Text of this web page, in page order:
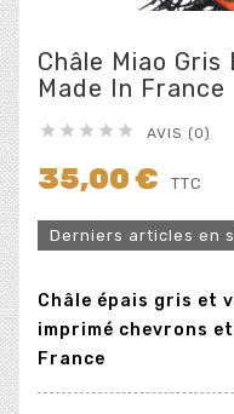
Châle Miao Gris
Made In France
     AVIS (0)
35,00 € TTC
Derniers articles en
Châle épais gris et
imprimé chevrons
France